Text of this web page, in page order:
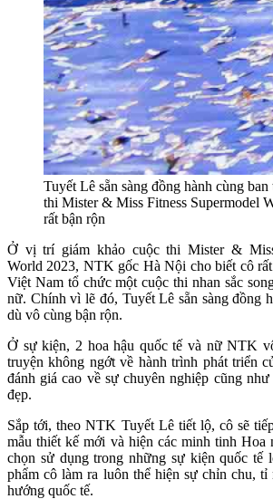
Tuyết Lê sẵn sàng đồng hành cùng
thi Mister & Miss Fitness Supermodel
rất bận rộn
Ở vị trí giám khảo cuộc thi Mister & Miss
World 2023, NTK gốc Hà Nội cho biết cô
Việt Nam tổ chức một cuộc thi nhan sắc
nữ. Chính vì lẽ đó, Tuyết Lê sẵn sàng đồng
dù vô cùng bận rộn.
Ở sự kiện, 2 hoa hậu quốc tế và nữ NTK
truyện không ngớt về hành trình phát triển
đánh giá cao về sự chuyên nghiệp cũng
đẹp.
Sắp tới, theo NTK Tuyết Lê tiết lộ, cô sẽ
mẫu thiết kế mới và hiện các minh tinh Hoa
chọn sử dụng trong những sự kiện quốc tế
phẩm cô làm ra luôn thể hiện sự chỉn chu,
hướng quốc tế.